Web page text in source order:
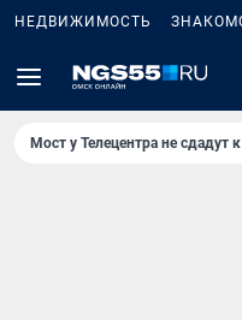
НЕДВИЖИМОСТЬ
Мост у Телецентра не сдадут